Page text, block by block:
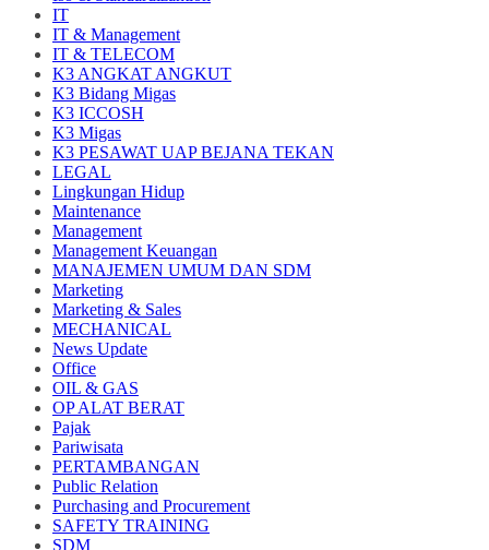
IT
IT & Management
IT & TELECOM
K3 ANGKAT ANGKUT
K3 Bidang Migas
K3 ICCOSH
K3 Migas
K3 PESAWAT UAP BEJANA TEKAN
LEGAL
Lingkungan Hidup
Maintenance
Management
Management Keuangan
MANAJEMEN UMUM DAN SDM
Marketing
Marketing & Sales
MECHANICAL
News Update
Office
OIL & GAS
OP ALAT BERAT
Pajak
Pariwisata
PERTAMBANGAN
Public Relation
Purchasing and Procurement
SAFETY TRAINING
SDM